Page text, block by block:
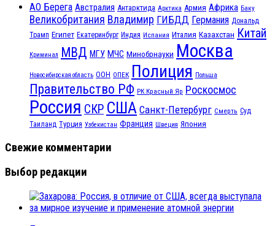
АО Берега Австралия Антарктида Арктика Армия Африка Баку
Великобритания Владимир ГИБДД Германия Дональд
Трамп Египет Екатеринбург Индия Испания Италия Казахстан Китай
Криминал МВД МГУ МЧС Минобрнауки Москва
Новосибирская область ООН ОПЕК Полиция Польша
Правительство РФ РК Красный Яр Роскосмос
Россия СКР США Санкт-Петербург Смерть Суд
Таиланд Турция Узбекистан Франция Швеция Япония
Свежие комментарии
Выбор редакции